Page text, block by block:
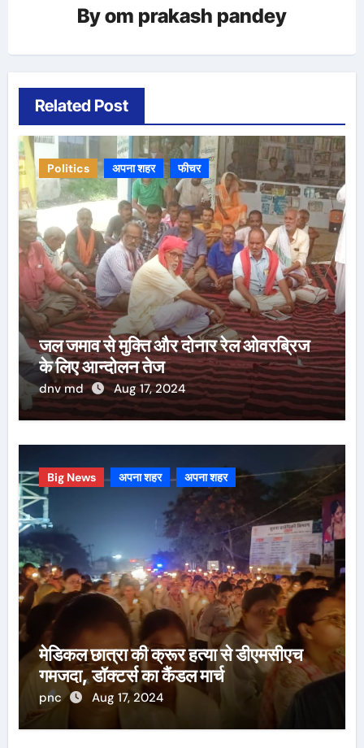
Byom prakash pandey
Related Post
Politics अपना शहर फीचर
जल जमाव से मुक्ति और दोनार रेल ओवरब्रिज
के लिए आन्दोलन तेज
dnv md Aug 17, 2024
Big News अपना शहर अपना शहर
मेडिकल छात्रा की क्रूर हत्या से डीएमसीएच
गमजदा, डॉक्टर्स का कैंडल मार्च
pnc Aug 17, 2024